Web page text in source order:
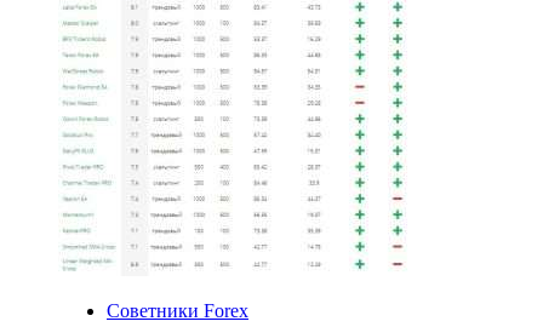
Советники Forex